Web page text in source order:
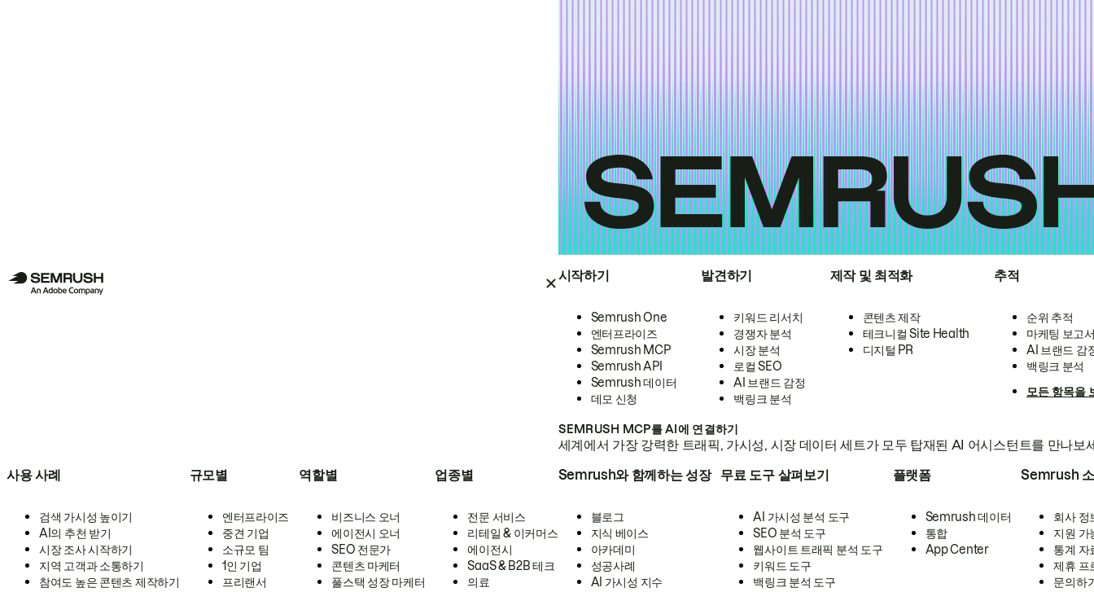
시작하기
Semrush One
엔터프라이즈
Semrush MCP
Semrush API
Semrush 데이터
데모 신청
발견하기
키워드 리서치
경쟁자 분석
시장 분석
로컬 SEO
AI 브랜드 감정
백링크 분석
제작 및 최적화
콘텐츠 제작
테크니컬 Site Health
디지털 PR
추적
순위 추적
마케팅 보고
AI 브랜드 감
백링크 분석
모든 항목을
SEMRUSH MCP를 AI에 연결하기
세계에서 가장 강력한 트래픽, 가시성, 시장 데이터 세트가 모두 탑재된 AI 어시스턴트를 만나보
사용 사례
검색 가시성 높이기
AI의 추천 받기
시장 조사 시작하기
지역 고객과 소통하기
참여도 높은 콘텐츠 제작하기
규모별
엔터프라이즈
중견 기업
소규모 팀
1인 기업
프리랜서
역할별
비즈니스 오너
에이전시 오너
SEO 전문가
콘텐츠 마케터
풀스택 성장 마케터
업종별
전문 서비스
리테일 & 이커머스
에이전시
SaaS & B2B 테크
의료
Semrush와 함께하는 성장
블로그
지식 베이스
아카데미
성공사례
AI 가시성 지수
무료 도구 살펴보기
AI 가시성 분석 도구
SEO 분석 도구
웹사이트 트래픽 분석 도구
키워드 도구
백링크 분석 도구
플랫폼
Semrush 데이터
통합
App Center
Semrush
회사 정
지원 가
통계 자
제휴 프
문의하